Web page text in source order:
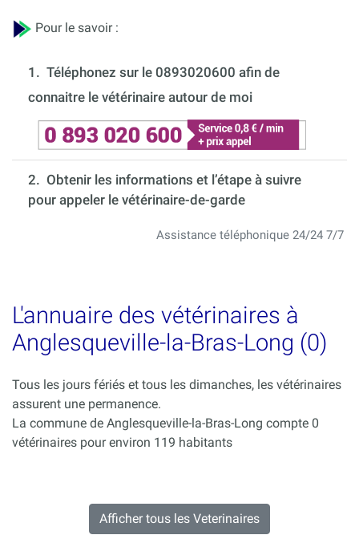
Pour le savoir :
1. Téléphonez sur le 0893020600 afin de
connaitre le vétérinaire autour de moi
2. Obtenir les informations et l’étape à suivre
pour appeler le vétérinaire-de-garde
Assistance téléphonique 24/24 7/7
L'annuaire des vétérinaires à
Anglesqueville-la-Bras-Long (0)
Tous les jours fériés et tous les dimanches, les vétérinaires
assurent une permanence.
La commune de Anglesqueville-la-Bras-Long compte 0
vétérinaires pour environ 119 habitants
Afficher tous les Veterinaires